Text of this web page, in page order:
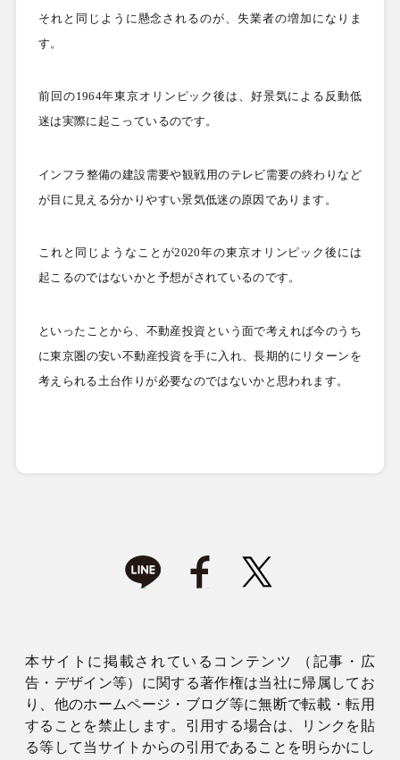
それと同じように懸念されるのが、失業者の増加になりま
す。
前回の1964年東京オリンピック後は、好景気による反動低
迷は実際に起こっているのです。
インフラ整備の建設需要や観戦用のテレビ需要の終わりなど
が目に見える分かりやすい景気低迷の原因であります。
これと同じようなことが2020年の東京オリンピック後には
起こるのではないかと予想がされているのです。
といったことから、不動産投資という面で考えれば今のうち
に東京圏の安い不動産投資を手に入れ、長期的にリターンを
考えられる土台作りが必要なのではないかと思われます。
本サイトに掲載されているコンテンツ （記事・広
告・デザイン等）に関する著作権は当社に帰属してお
り、他のホームページ・ブログ等に無断で転載・転用
することを禁止します。引用する場合は、リンクを貼
る等して当サイトからの引用であることを明らかにし